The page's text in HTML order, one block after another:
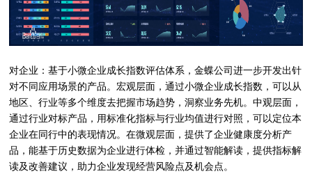
对企业：基于小微企业成长指数评估体系，金蝶公司进一步开发出针
对不同应用场景的产品。宏观层面，通过小微企业成长指数，可以从
地区、行业等多个维度去把握市场趋势，洞察业务先机。中观层面，
通过行业对标产品，用标准化指标与行业均值进行对照，可以定位本
企业在同行中的表现情况。在微观层面，提供了企业健康度分析产
品，能基于历史数据为企业进行体检，并通过智能解读，提供指标解
读及改善建议，助力企业发现经营风险点及机会点。